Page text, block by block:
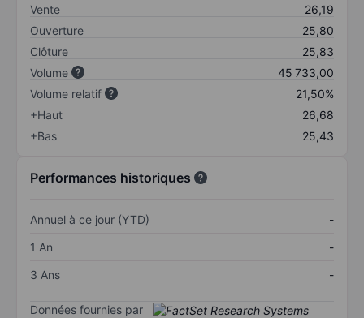
Vente
26,19
Ouverture
25,80
Clôture
25,83
Volume
45 733,00
Volume relatif
21,50%
+Haut
26,68
+Bas
25,43
Performances historiques
Annuel à ce jour (YTD)
-
1 An
-
3 Ans
-
Données fournies par